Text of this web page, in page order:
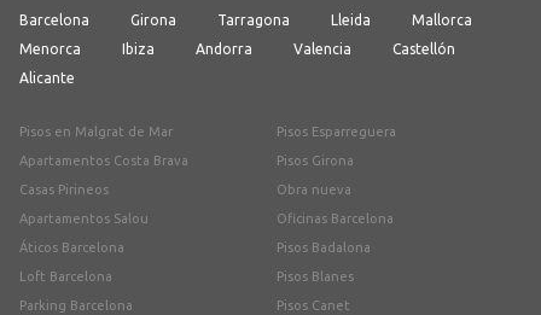
Barcelona Girona Tarragona Lleida
Mallorca
Menorca
Ibiza Andorra Valencia
Castellón
Alicante
Pisos en Malgrat de Mar
Apartamentos Costa Brava
Casas Pirineos
Apartamentos Salou
Áticos Barcelona
Loft Barcelona
Parking Barcelona
Pisos Esparreguera
Pisos Girona
Obra nueva
Oficinas Barcelona
Pisos Badalona
Pisos Blanes
Pisos Canet